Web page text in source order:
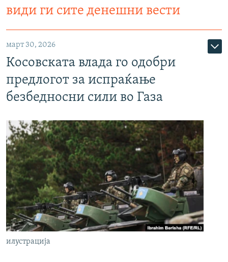
види ги сите денешни вести
март 30, 2026
Косовската влада го одобри
предлогот за испраќање
безбедносни сили во Газа
илустрација